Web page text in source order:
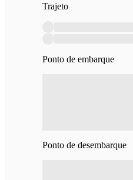
Trajeto
Ponto de embarque
Ponto de desembarque